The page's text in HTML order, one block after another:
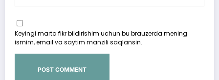
Keyingi marta fikr bildirishim uchun bu brauzerda mening
ismim, email va saytim manzili saqlansin.